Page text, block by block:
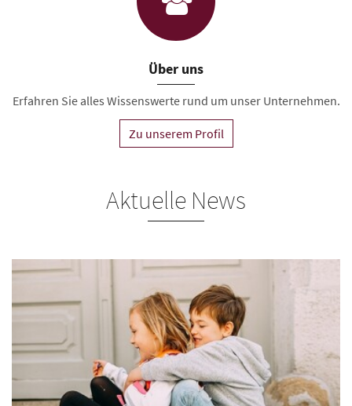
Über uns
Erfahren Sie alles Wissenswerte rund um unser Unternehmen.
Zu unserem Profil
Aktuelle News